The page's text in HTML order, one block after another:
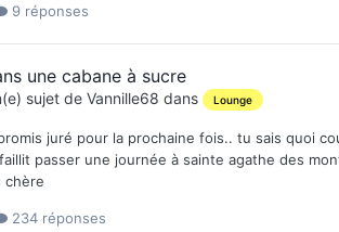
9 réponses
une cabane à sucre
sujet de Vannille68 dans Lounge
juré pour la prochaine fois.. tu sais quoi
passer une journée à sainte agathe des
chère
234 réponses